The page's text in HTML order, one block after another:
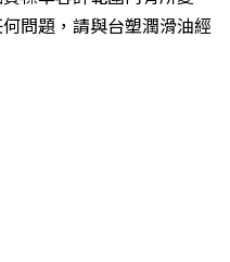
問題，請與台塑潤滑油經